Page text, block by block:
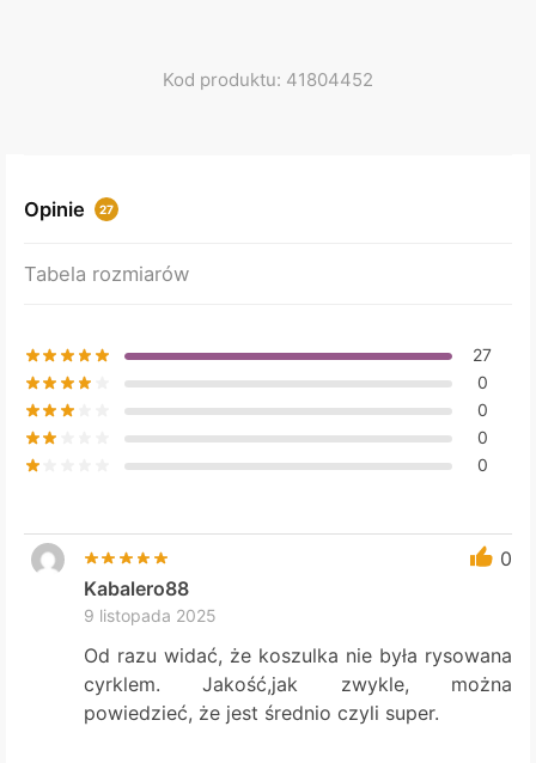
Kod produktu: 41804452
Opinie 27
Tabela rozmiarów
27
0
0
0
0
0
Kabalero88
9 listopada 2025
Od razu widać, że koszulka nie była rysowana
cyrklem. Jakość,jak zwykle, można
powiedzieć, że jest średnio czyli super.